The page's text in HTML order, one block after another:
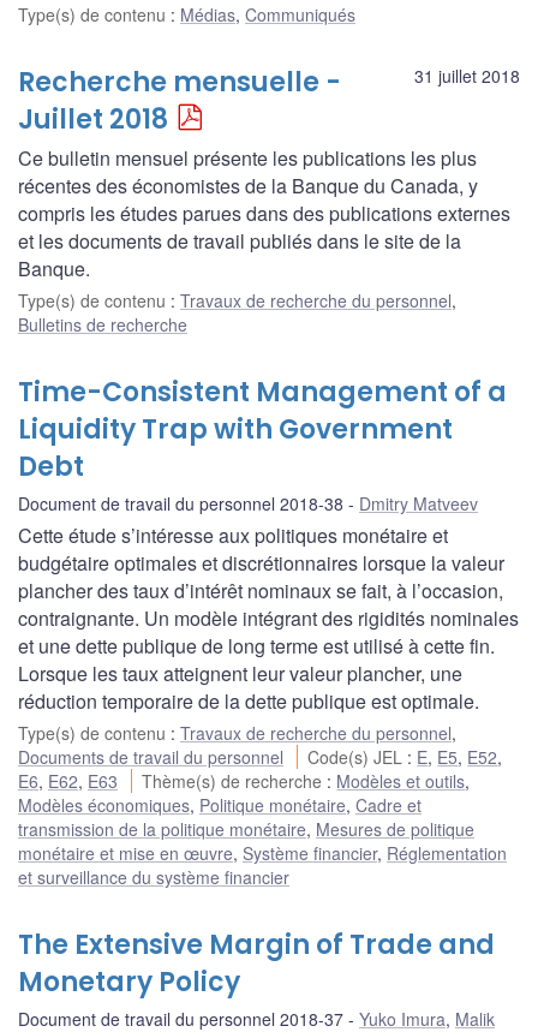
Type(s) de contenu : Médias, Communiqués
31 juillet 2018
Recherche mensuelle -
Juillet 2018
Ce bulletin mensuel présente les publications les plus
récentes des économistes de la Banque du Canada, y
compris les études parues dans des publications externes
et les documents de travail publiés dans le site de la
Banque.
Type(s) de contenu : Travaux de recherche du personnel,
Bulletins de recherche
Time-Consistent Management of a
Liquidity Trap with Government
Debt
Document de travail du personnel 2018-38 Dmitry Matveev
Cette étude s’intéresse aux politiques monétaire et
budgétaire optimales et discrétionnaires lorsque la valeur
plancher des taux d’intérêt nominaux se fait, à l’occasion,
contraignante. Un modèle intégrant des rigidités nominales
et une dette publique de long terme est utilisé à cette fin.
Lorsque les taux atteignent leur valeur plancher, une
réduction temporaire de la dette publique est optimale.
Type(s) de contenu : Travaux de recherche du personnel,
Documents de travail du personnel
Code(s) JEL : E, E5, E52,
E6, E62, E63 Thème(s) de recherche : Modèles et outils,
Modèles économiques, Politique monétaire, Cadre et
transmission de la politique monétaire, Mesures de politique
monétaire et mise en œuvre, Système financier, Réglementation
et surveillance du système financier
The Extensive Margin of Trade and
Monetary Policy
Document de travail du personnel 2018-37 Yuko Imura, Malik